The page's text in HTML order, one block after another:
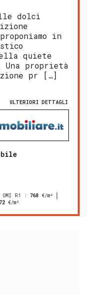
dolci
in
quiete
Una proprietà
pr […]
ULTERIORI DETTAGLI
R1 : 768 €/m²
€/m²